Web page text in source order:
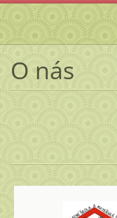
O nás